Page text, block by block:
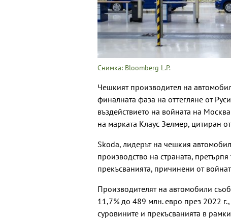
Снимка: Bloomberg L.P.
Чешкият производител на
финалната фаза на оттегляне от
въздействието на войната на
на марката Клаус Зелмер, цитиран
Skoda, лидерът на чешкия
производство на страната,
прекъсванията, причинени от
Производителят на автомобили
11,7% до 489 млн. евро през 2022
суровините и прекъсванията в